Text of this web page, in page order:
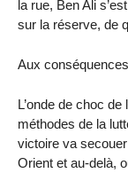
la rue, Ben Ali
sur la réserve, de
Aux
L’onde de choc
méthodes de la
victoire va
Orient et au-delà,